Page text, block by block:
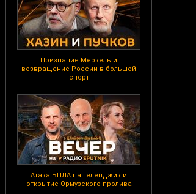
Признание Меркель и
возвращение России в большой
спорт
Атака БПЛА на Геленджик и
открытие Ормузского пролива